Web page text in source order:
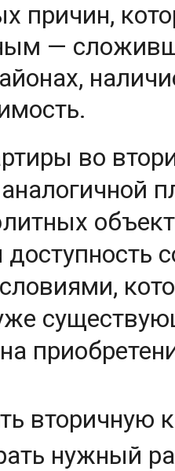
причин,
—
во
вторичную
нужный